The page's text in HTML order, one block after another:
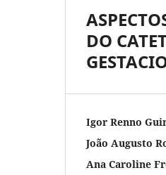
DO
Igor Renno
João Augusto
Ana Caroline